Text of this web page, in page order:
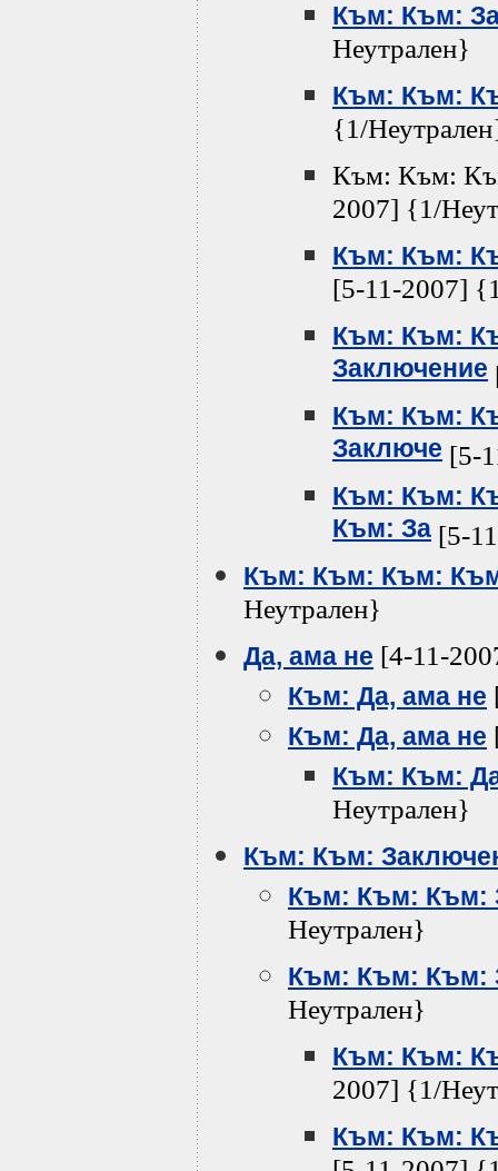
Към: Към:
Неутрален}
Към: Към:
{1/
Към: Към:
2007] {1/
Към: Към:
[5-11-2007]
Към: Към:
Заключение
Към: Към:
Заключе [5-
Към: Към:
Към: За [5-
Към: Към: Към:
Неутрален}
Да, ама не [4-11-
Към: Да, ама не
Към: Да, ама не
Към: Към:
Неутрален}
Към: Към:
Към: Към: Към:
Неутрален}
Към: Към: Към:
Неутрален}
Към: Към:
2007] {1/
Към: Към: